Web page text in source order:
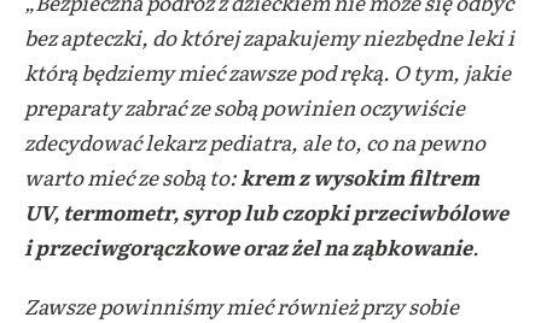
bez apteczki, do której zapakujemy niezbędne leki i
którą będziemy mieć zawsze pod ręką. O tym, jakie
preparaty zabrać ze sobą powinien oczywiście
zdecydować lekarz pediatra, ale to, co na pewno
warto mieć ze sobą to:krem z wysokim filtrem
UV, termometr, syrop lub czopki przeciwbólowe
i przeciwgorączkowe oraz żel na ząbkowanie.
Zawsze powinniśmy mieć również przy sobie